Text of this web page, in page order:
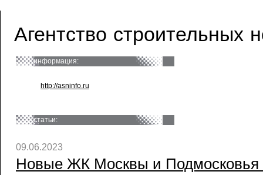
Агентство строительных
информация:
http://asninfo.ru
статьи:
09.06.2023
Новые ЖК Москвы и Подмосковья